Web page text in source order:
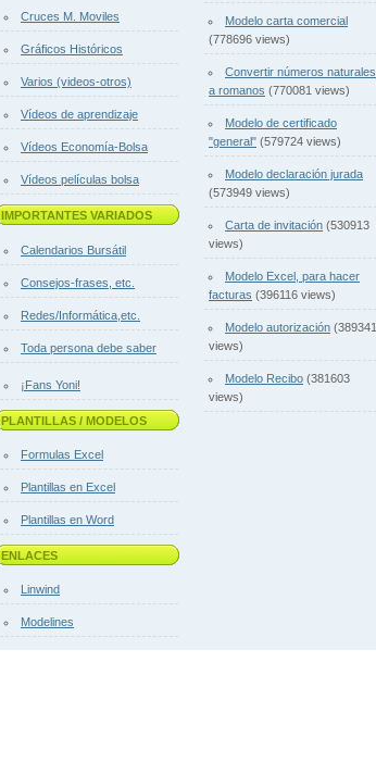
Cruces M. Moviles
Gráficos Históricos
Varios (videos-otros)
Vídeos de aprendizaje
Vídeos Economía-Bolsa
Vídeos películas bolsa
IMPORTANTES VARIADOS
Calendarios Bursátil
Consejos-frases, etc.
Redes/Informática,etc.
Toda persona debe saber
¡Fans Yoni!
PLANTILLAS / MODELOS
Formulas Excel
Plantillas en Excel
Plantillas en Word
ENLACES
Linwind
Modelines
Modelo carta comercial
(778696 views)
Convertir números naturales
a romanos (770081 views)
Modelo de certificado
"general" (579724 views)
Modelo declaración jurada
(573949 views)
Carta de invitación (530913
views)
Modelo Excel, para hacer
facturas (396116 views)
Modelo autorización (389341
views)
Modelo Recibo (381603
views)